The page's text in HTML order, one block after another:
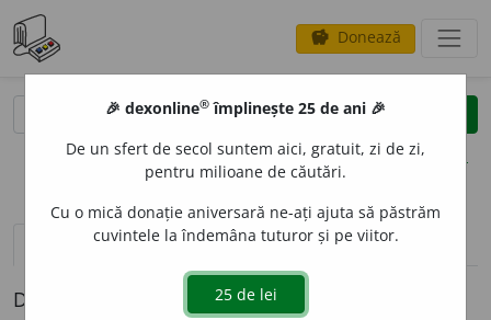
savings Donează
clear
opțiuni
definiții (1) pronunțievolume_up (1)
Definiția cu ID-ul 585348:
🎉 dexonline® împlinește 25 de ani 🎉
De un sfert de secol suntem aici, gratuit, zi de zi,
pentru milioane de căutări.
Cu o mică donație aniversară ne-ați ajuta să păstrăm
cuvintele la îndemâna tuturor și pe viitor.